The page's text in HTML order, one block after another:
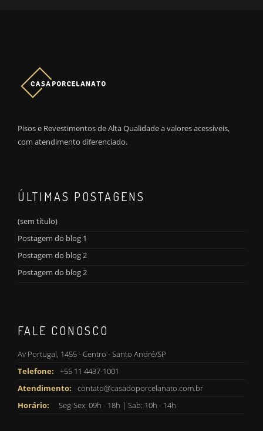
Pisos e Revestimentos de Alta Qualidade a valores acessiveis,
com atendimento diferenciado.
ÚLTIMAS POSTAGENS
(sem título)
Postagem do blog 1
Postagem do blog 2
Postagem do blog 2
FALE CONOSCO
Av Portugal, 1455 - Centro - Santo André/SP
Telefone:
+55 11 4437-1001
Atendimento:
contato@casadoporcelanato.com.br
Horário:
Seg-Sex: 09h - 18h | Sab: 10h - 14h